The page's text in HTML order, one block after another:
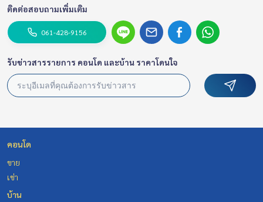
ติดต่อสอบถามเพิ่มเติม
061-428-9156
รับข่าวสารรายการ คอนโด และบ้าน ราคาโดนใจ
คอนโด
ขาย
เช่า
บ้าน